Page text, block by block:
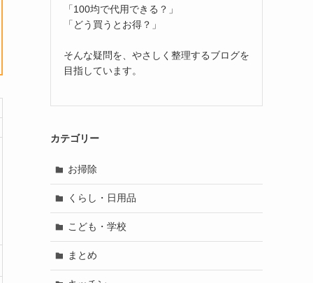
「100均で代用できる？」
「どう買うとお得？」
そんな疑問を、やさしく整理するブログを
目指しています。
カテゴリー
お掃除
くらし・日用品
こども・学校
まとめ